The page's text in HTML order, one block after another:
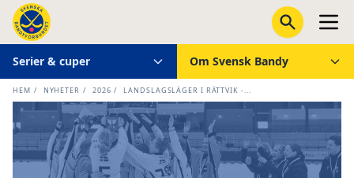
Serier & cuper Om Svensk Bandy
HEM / NYHETER / 2026 / LANDSLAGSLÄGER I RÄTTVIK -...